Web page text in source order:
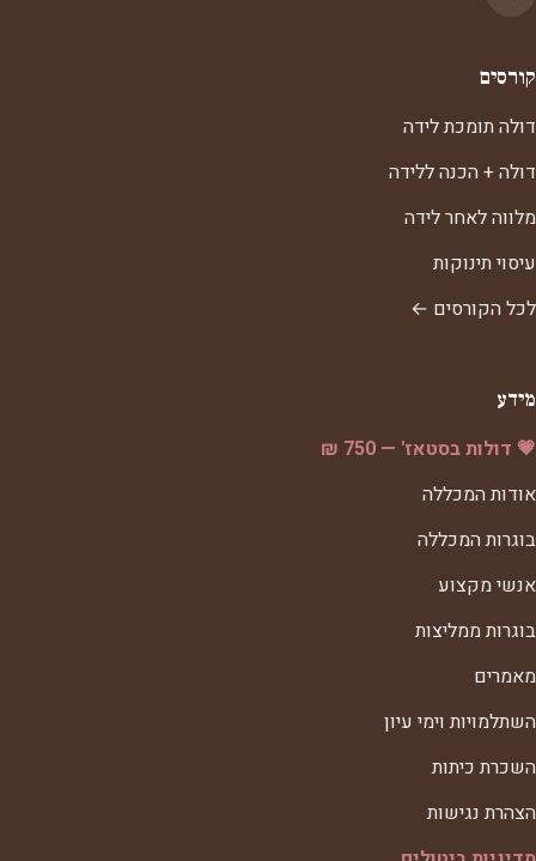
קורסים
דולה תומכת לידה
דולה + הכנה ללידה
מלווה לאחר לידה
עיסוי תינוקות
לכל הקורסים ←
מידע
💗 דולות בסטאז' — 750 ₪
אודות המכללה
בוגרות המכללה
אנשי מקצוע
בוגרות ממליצות
מאמרים
השתלמויות וימי עיון
השכרת כיתות
הצהרת נגישות